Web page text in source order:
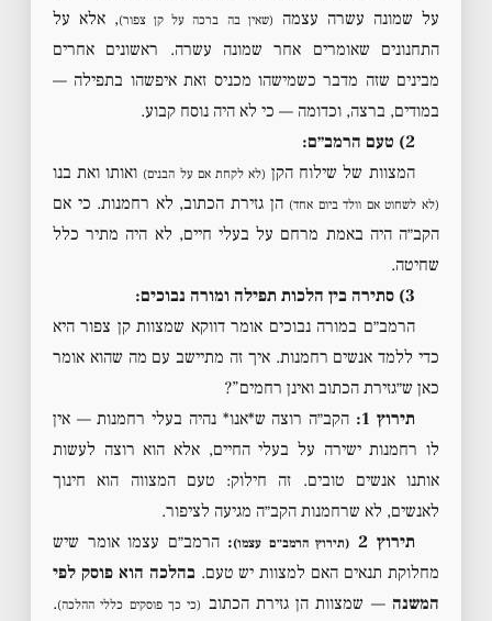
על שמונה עשרה עצמה
(שאין בה ברכה על קן צפור), אלא על
התחנונים שאומרים אחר שמונה עשרה. ראשונים אחרים
מבינים שזה מדבר כשמישהו מכניס זאת איפשהו בתפילה —
במודים, ברצה, וכדומה — כי לא היה נוסח קבוע.
2) טעם הרמב״ם:
המצוות של שילוח הקן (לא לקחת אם על הבנים) ואותו ואת בנו
(לא לשחוט אם וולד ביום אחד) הן גזירת הכתוב, לא רחמנות. כי אם
הקב״ה היה באמת מרחם על בעלי חיים, לא היה מתיר כלל
שחיטה.
3) סתירה בין הלכות תפילה ומורה נבוכים:
הרמב״ם במורה נבוכים אומר דווקא שמצוות קן צפור היא
כדי ללמד אנשים רחמנות. איך זה מתיישב עם מה שהוא אומר
כאן ש״גזירת הכתוב ואינן רחמים”?
תירוץ 1:
הקב״ה רוצה ש*אנו* נהיה בעלי רחמנות — אין
לו רחמנות ישירה על בעלי החיים, אלא הוא רוצה לעשות
אותנו אנשים טובים. זה חילוק: טעם המצווה הוא חינוך
לאנשים, לא שרחמנות הקב״ה מגיעה לציפור.
תירוץ 2
(תירוץ הרמב״ם עצמו): הרמב״ם עצמו אומר שיש
מחלוקת תנאים האם למצוות יש טעם.בהלכה הוא פוסק לפי
המשנה — שמצוות הן גזירת הכתוב (כי כך פוסקים כללי ההלכה).